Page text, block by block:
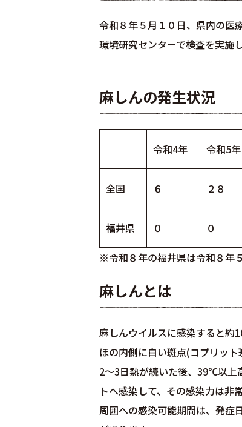
令和８年５月１０日、県内の医
環境研究センターで検査を実施
麻しんの発生状況
令和4年 令和5年
全国 ６ ２８
福井県 ０ ０
※令和８年の福井県は令和８年
麻しんとは
麻しんウイルスに感染すると約
ほの内側に白い斑点(コプリット
2～3日熱が続いた後、39℃以上
トへ感染して、その感染力は非
周囲への感染可能期間は、発症